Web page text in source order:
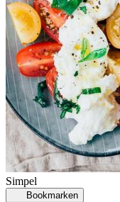
Simpel
Bookmarken